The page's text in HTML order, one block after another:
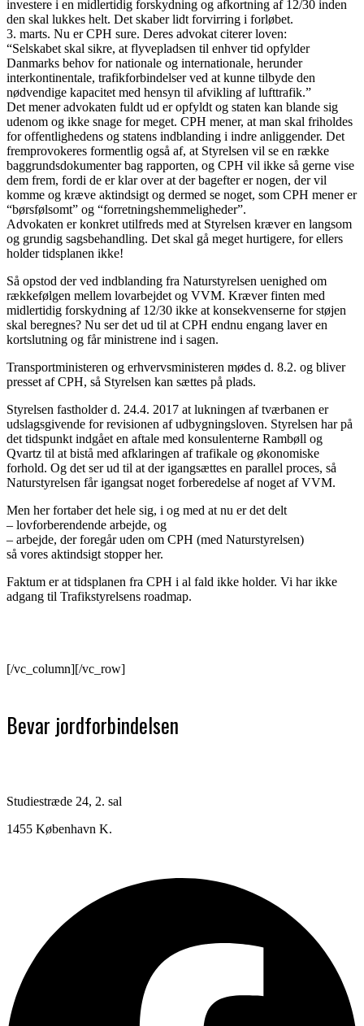
investere i en midlertidig forskydning og afkortning af 12/30 inden
den skal lukkes helt. Det skaber lidt forvirring i forløbet.
3. marts. Nu er CPH sure. Deres advokat citerer loven:
“Selskabet skal sikre, at flyvepladsen til enhver tid opfylder
Danmarks behov for nationale og internationale, herunder
interkontinentale, trafikforbindelser ved at kunne tilbyde den
nødvendige kapacitet med hensyn til afvikling af lufttrafik.”
Det mener advokaten fuldt ud er opfyldt og staten kan blande sig
udenom og ikke snage for meget. CPH mener, at man skal friholdes
for offentlighedens og statens indblanding i indre anliggender. Det
fremprovokeres formentlig også af, at Styrelsen vil se en række
baggrundsdokumenter bag rapporten, og CPH vil ikke så gerne vise
dem frem, fordi de er klar over at der bagefter er nogen, der vil
komme og kræve aktindsigt og dermed se noget, som CPH mener er
“børsfølsomt” og “forretningshemmeligheder”.
Advokaten er konkret utilfreds med at Styrelsen kræver en langsom
og grundig sagsbehandling. Det skal gå meget hurtigere, for ellers
holder tidsplanen ikke!
Så opstod der ved indblanding fra Naturstyrelsen uenighed om
rækkefølgen mellem lovarbejdet og VVM. Kræver finten med
midlertidig forskydning af 12/30 ikke at konsekvenserne for støjen
skal beregnes? Nu ser det ud til at CPH endnu engang laver en
kortslutning og får ministrene ind i sagen.
Transportministeren og erhvervsministeren mødes d. 8.2. og bliver
presset af CPH, så Styrelsen kan sættes på plads.
Styrelsen fastholder d. 24.4. 2017 at lukningen af tværbanen er
udslagsgivende for revisionen af udbygningsloven. Styrelsen har på
det tidspunkt indgået en aftale med konsulenterne Rambøll og
Qvartz til at bistå med afklaringen af trafikale og økonomiske
forhold. Og det ser ud til at der igangsættes en parallel proces, så
Naturstyrelsen får igangsat noget forberedelse af noget af VVM.
Men her fortaber det hele sig, i og med at nu er det delt
– lovforberendende arbejde, og
– arbejde, der foregår uden om CPH (med Naturstyrelsen)
så vores aktindsigt stopper her.
Faktum er at tidsplanen fra CPH i al fald ikke holder. Vi har ikke
adgang til Trafikstyrelsens roadmap.
[/vc_column][/vc_row]
Bevar jordforbindelsen
Studiestræde 24, 2. sal
1455 København K.